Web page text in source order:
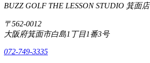
BUZZ GOLF THE LESSON STUDIO 箕面店
〒562-0012
大阪府箕面市白島1丁目1番3号
072-749-3335